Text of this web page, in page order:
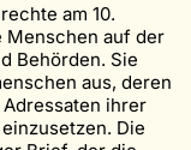
am 10.
Menschen auf der
Behörden. Sie
aus, deren
ihrer
Die